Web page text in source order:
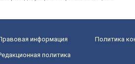
информация Политика
политика